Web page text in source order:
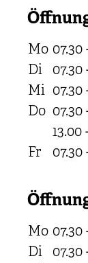
Mo 07.30
Di
07.30
Mi 07.30
Do 07.30
13.00
Fr
07.30
Mo 07.30
Di
07.30